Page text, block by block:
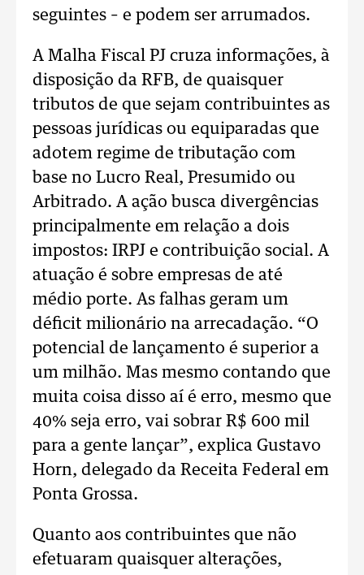
seguintes – e podem ser arrumados.
A Malha Fiscal PJ cruza informações, à
disposição da RFB, de quaisquer
tributos de que sejam contribuintes as
pessoas jurídicas ou equiparadas que
adotem regime de tributação com
base no Lucro Real, Presumido ou
Arbitrado. A ação busca divergências
principalmente em relação a dois
impostos: IRPJ e contribuição social. A
atuação é sobre empresas de até
médio porte. As falhas geram um
déficit milionário na arrecadação. “O
potencial de lançamento é superior a
um milhão. Mas mesmo contando que
muita coisa disso aí é erro, mesmo que
40% seja erro, vai sobrar R$ 600 mil
para a gente lançar”, explica Gustavo
Horn, delegado da Receita Federal em
Ponta Grossa.
Quanto aos contribuintes que não
efetuaram quaisquer alterações,